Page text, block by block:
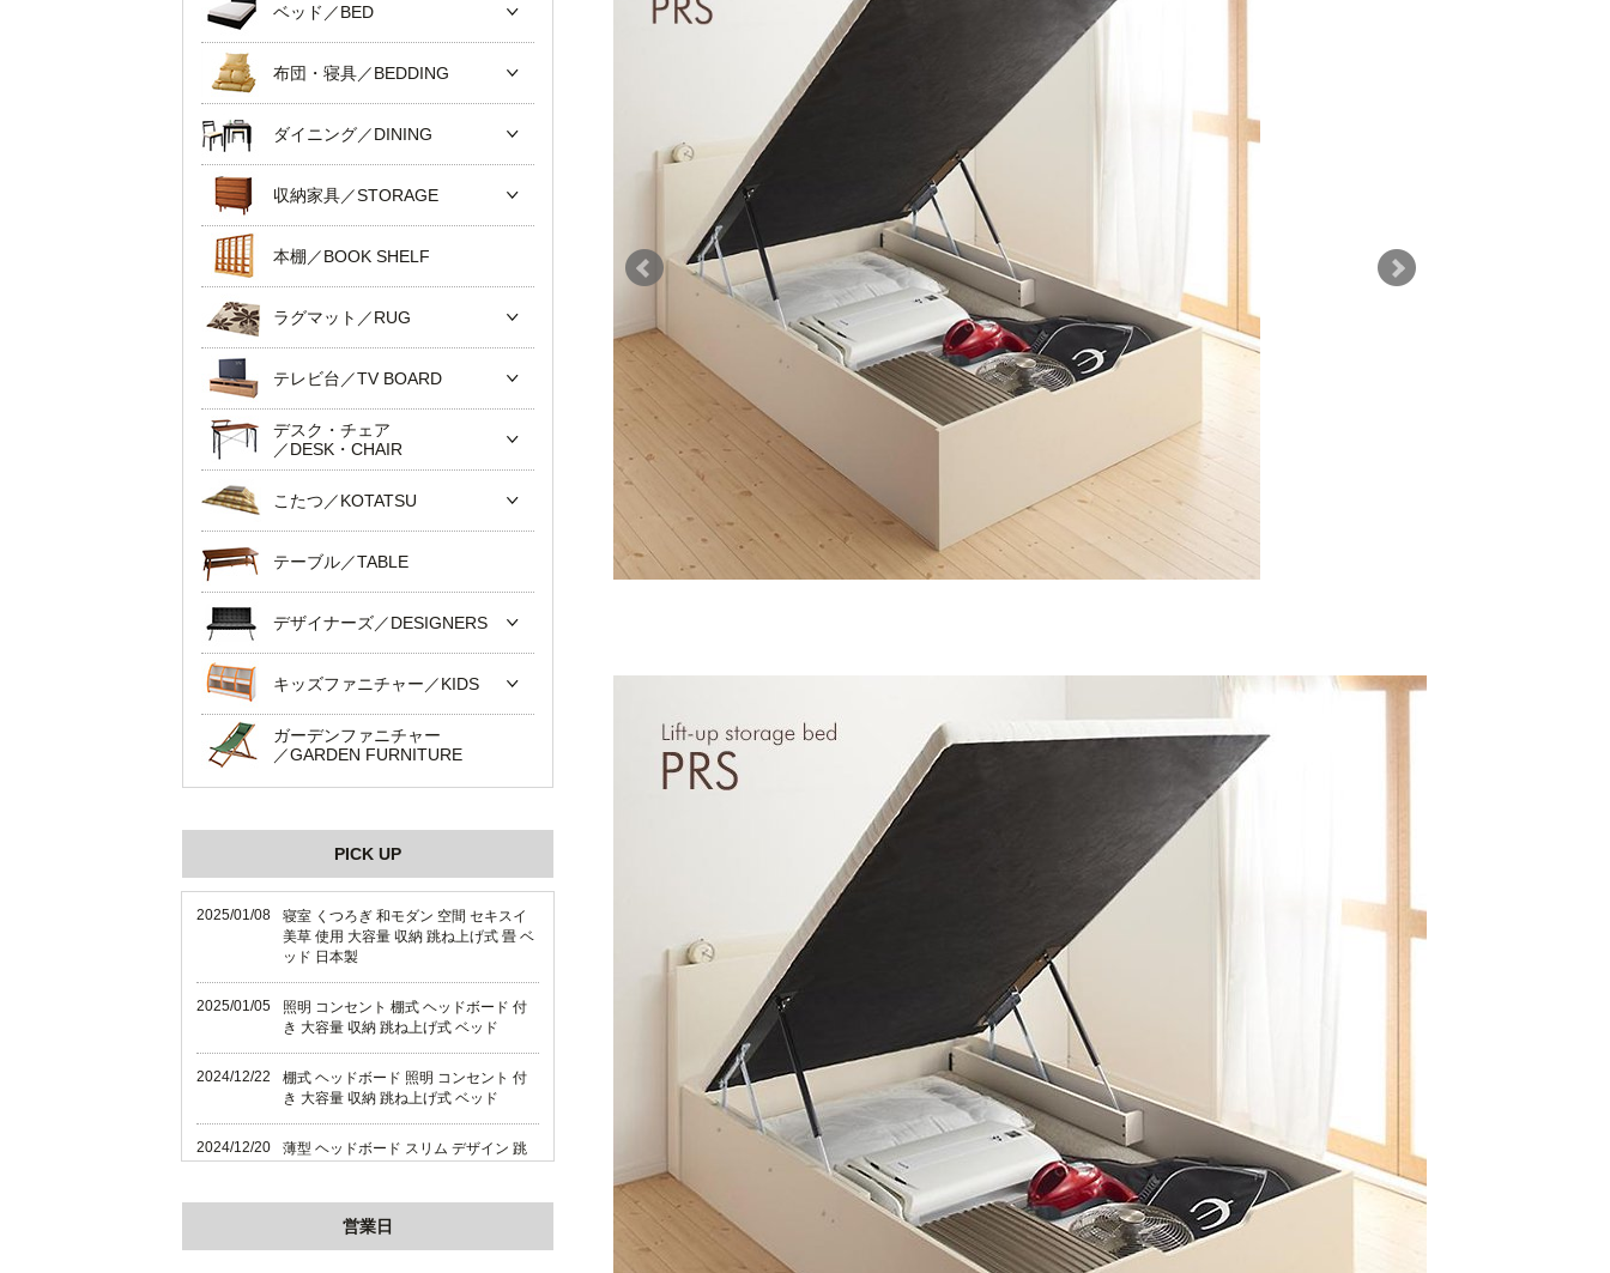
ベッド／BED
布団・寝具／BEDDING
ダイニング／DINING
収納家具／STORAGE
本棚／BOOK SHELF
ラグマット／RUG
テレビ台／TV BOARD
デスク・チェア
／DESK・CHAIR
こたつ／KOTATSU
テーブル／TABLE
デザイナーズ／DESIGNERS
キッズファニチャー／KIDS
ガーデンファニチャー
／GARDEN FURNITURE
PICK UP
2025/01/08
寝室 くつろぎ 和モダン 空間 セキスイ
美草 使用 大容量 収納 跳ね上げ式 畳 ベ
ッド 日本製
2025/01/05
照明 コンセント 棚式 ヘッドボード 付
き 大容量 収納 跳ね上げ式 ベッド
2024/12/22
棚式 ヘッドボード 照明 コンセント 付
き 大容量 収納 跳ね上げ式 ベッド
2024/12/20
薄型 ヘッドボード スリム デザイン 跳
薄型 ヘッドボード スリム デザイン 跳
営業日